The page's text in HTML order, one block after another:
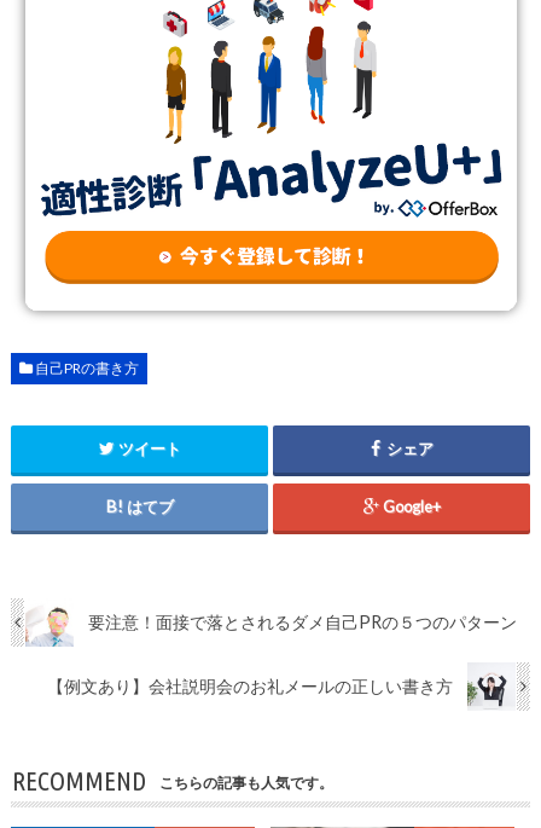
自己PRの書き方
ツイート シェア
はてブ Google+
要注意！面接で落とされるダメ自己PRの５つのパターン
【例文あり】会社説明会のお礼メールの正しい書き方
RECOMMEND こちらの記事も人気です。